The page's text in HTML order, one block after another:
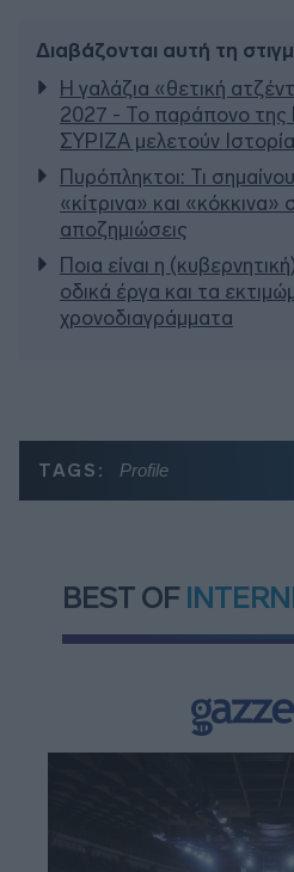
Διαβάζονται αυτή τη
Η γαλάζια «θετική
2027 - Το παράπονο της
ΣΥΡΙΖΑ μελετούν Ιστορία
Πυρόπληκτοι: Τι
«κίτρινα» και «κόκκινα»
αποζημιώσεις
Ποια είναι η
οδικά έργα και τα
χρονοδιαγράμματα
TAGS: Profile
BEST OF